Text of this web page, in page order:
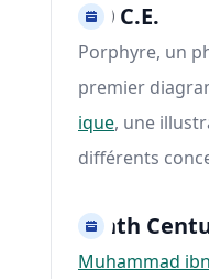
260 C.E.
Porphyre, un
premier
ique, une
différents
Ninth
Muhammad